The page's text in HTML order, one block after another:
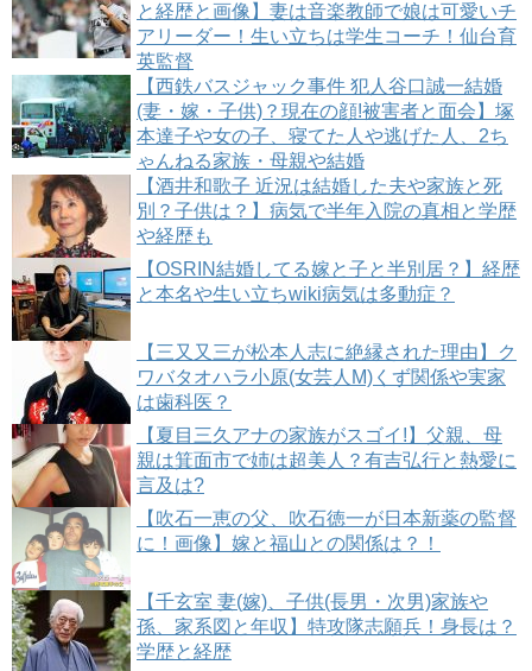
と経歴と画像】妻は音楽教師で娘は可愛いチ
アリーダー！生い立ちは学生コーチ！仙台育
英監督
【西鉄バスジャック事件 犯人谷口誠一結婚
(妻・嫁・子供)？現在の顔!被害者と面会】塚
本達子や女の子、寝てた人や逃げた人、2ち
ゃんねる家族・母親や結婚
【酒井和歌子 近況は結婚した夫や家族と死
別？子供は？】病気で半年入院の真相と学歴
や経歴も
【OSRIN結婚してる嫁と子と半別居？】経歴
と本名や生い立ちwiki病気は多動症？
【三又又三が松本人志に絶縁された理由】ク
ワバタオハラ小原(女芸人M)くず関係や実家
は歯科医？
【夏目三久アナの家族がスゴイ!】父親、母
親は箕面市で姉は超美人？有吉弘行と熱愛に
言及は?
【吹石一恵の父、吹石徳一が日本新薬の監督
に！画像】嫁と福山との関係は？！
【千玄室 妻(嫁)、子供(長男・次男)家族や
孫、家系図と年収】特攻隊志願兵！身長は？
学歴と経歴